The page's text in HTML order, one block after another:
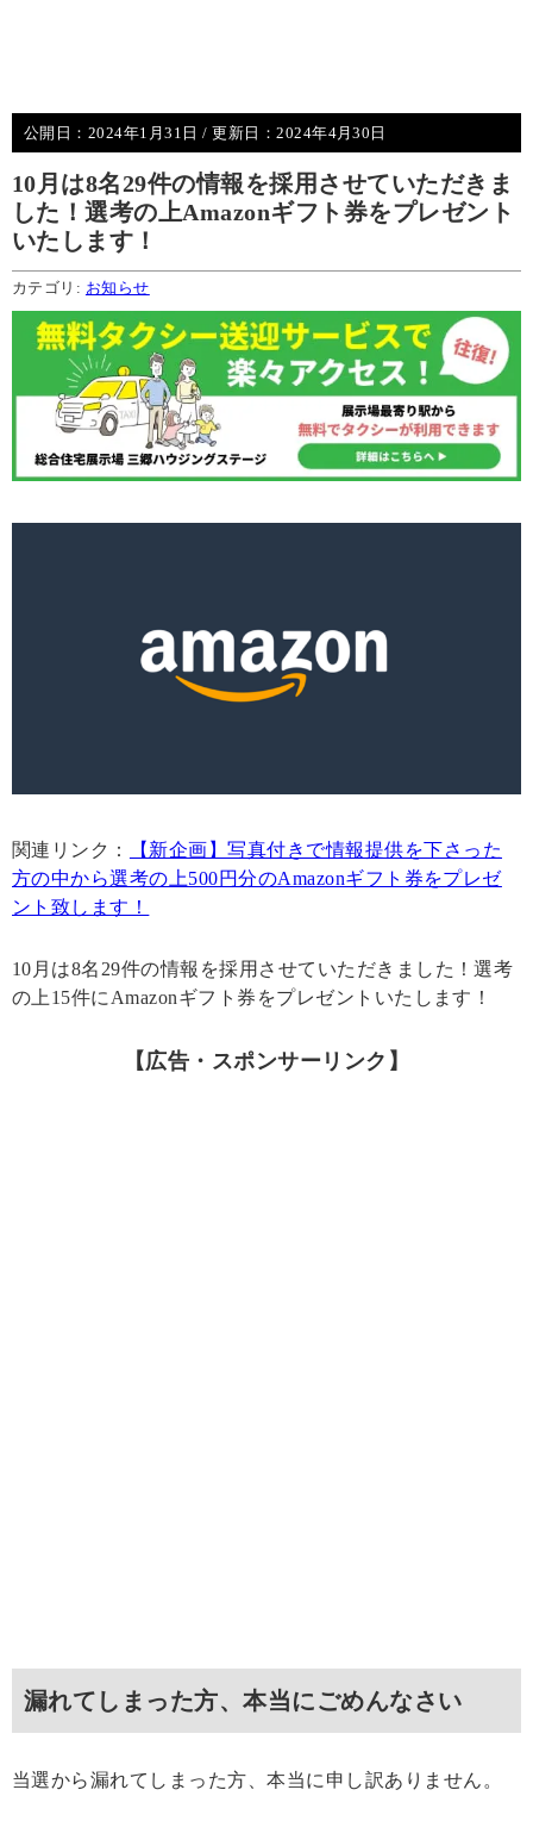
公開日： 2024年1月31日 / 更新日：2024年4月30日
10月は8名29件の情報を採用させていただきま
した！選考の上Amazonギフト券をプレゼント
いたします！
カテゴリ: お知らせ
関連リンク：
【新企画】写真付きで情報提供を下さった
方の中から選考の上500円分のAmazonギフト券をプレゼ
ント致します！
10月は8名29件の情報を採用させていただきました！選考
の上15件にAmazonギフト券をプレゼントいたします！
【広告・スポンサーリンク】
漏れてしまった方、本当にごめんなさい
当選から漏れてしまった方、本当に申し訳ありません。